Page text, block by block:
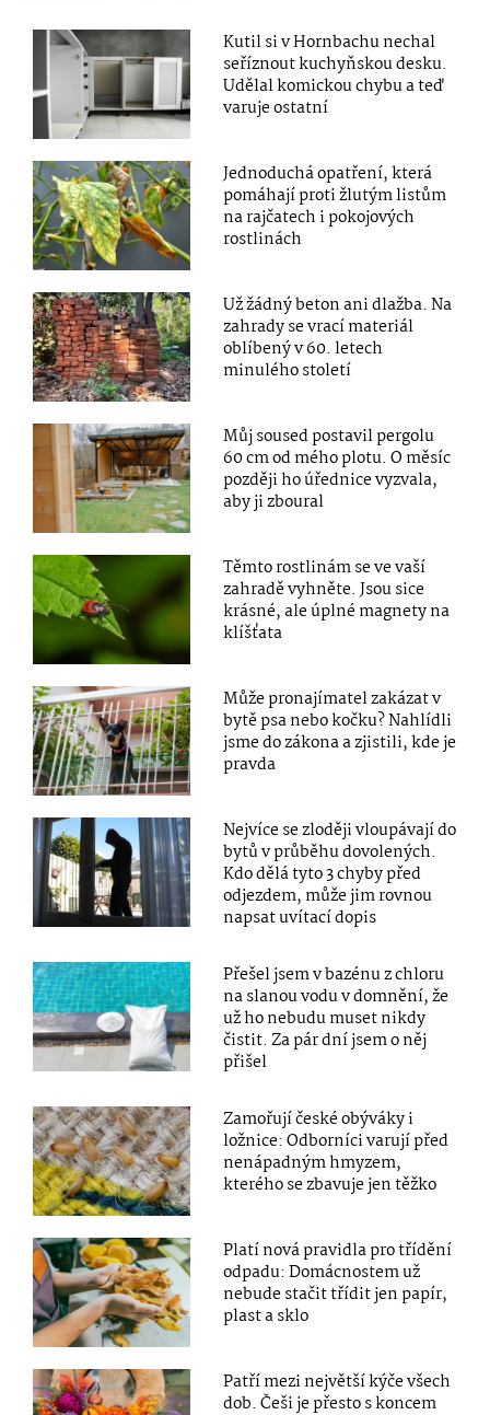
Kutil si v Hornbachu nechal
seříznout kuchyňskou desku.
Udělal komickou chybu a teď
varuje ostatní
Jednoduchá opatření, která
pomáhají proti žlutým listům
na rajčatech i pokojových
rostlinách
Už žádný beton ani dlažba. Na
zahrady se vrací materiál
oblíbený v 60. letech
minulého století
Můj soused postavil pergolu
60 cm od mého plotu. O měsíc
později ho úřednice vyzvala,
aby ji zboural
Těmto rostlinám se ve vaší
zahradě vyhněte. Jsou sice
krásné, ale úplné magnety na
klíšťata
Může pronajímatel zakázat v
bytě psa nebo kočku? Nahlídli
jsme do zákona a zjistili, kde je
pravda
Nejvíce se zloději vloupávají do
bytů v průběhu dovolených.
Kdo dělá tyto 3 chyby před
odjezdem, může jim rovnou
napsat uvítací dopis
Přešel jsem v bazénu z chloru
na slanou vodu v domnění, že
už ho nebudu muset nikdy
čistit. Za pár dní jsem o něj
přišel
Zamořují české obýváky i
ložnice: Odborníci varují před
nenápadným hmyzem,
kterého se zbavuje jen těžko
Platí nová pravidla pro třídění
odpadu: Domácnostem už
nebude stačit třídit jen papír,
plast a sklo
Patří mezi největší kýče všech
dob. Češi je přesto s koncem